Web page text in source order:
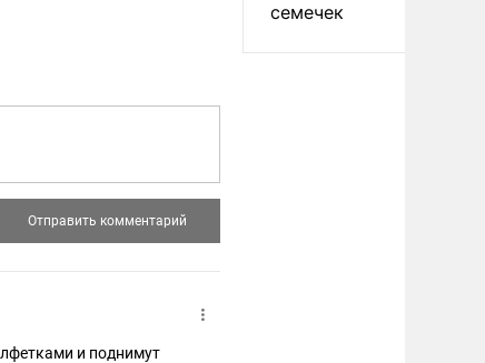
и поднимут
семечек